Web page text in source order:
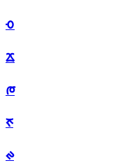
ᰆ
ᰇ
ᰈ
ᰉ
ᰊ